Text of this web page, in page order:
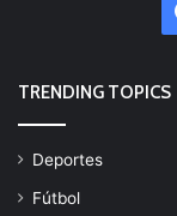
TRENDING TOPICS
Deportes
Fútbol